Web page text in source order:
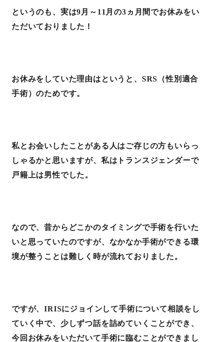
というのも、実は9 月～ 11 月の3 ヵ月間でお休みをい
ただいておりました！
お休みをしていた理由はというと、 SRS （性別適合
手術）のためです。
私とお会いしたことがある人はご存じの方もいらっ
しゃるかと思いますが、私はトランスジェンダーで
戸籍上は男性でした。
なので、昔からどこかのタイミングで手術を行いた
いと思っていたのですが、なかなか手術ができる環
境が整うことは難しく時が流れておりました。
ですが、IRISにジョインして手術について相談をし
ていく中で、少しずつ話を詰めていくことができ、
今回お休みをいただいて手術に臨むことができまし